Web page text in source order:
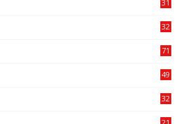
31
32
71
49
32